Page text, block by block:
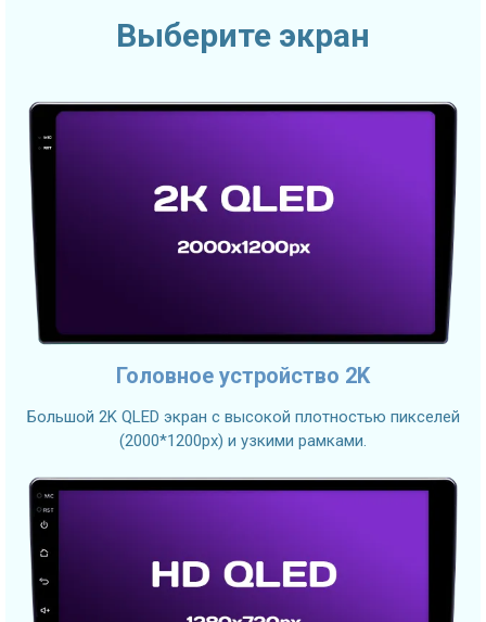
Выберите экран
Головное устройство 2K
Большой 2K QLED экран с высокой плотностью пикселей
(2000*1200px) и узкими рамками.